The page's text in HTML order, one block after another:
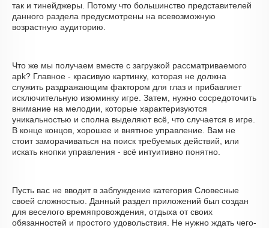
так и тинейджеры. Потому что большинство представителей
данного раздела предусмотрены на всевозможную
возрастную аудиторию.
Что же мы получаем вместе с загрузкой рассматриваемого
apk? Главное - красивую картинку, которая не должна
служить раздражающим фактором для глаз и прибавляет
исключительную изюминку игре. Затем, нужно сосредоточить
внимание на мелодии, которые характеризуются
уникальностью и сполна выделяют всё, что случается в игре.
В конце концов, хорошее и внятное управление. Вам не
стоит заморачиваться на поиск требуемых действий, или
искать кнопки управления - всё интуитивно понятно.
Пусть вас не вводит в заблуждение категория Словесные
своей сложностью. Данный раздел приложений был создан
для веселого времяпровождения, отдыха от своих
обязанностей и простого удовольствия. Не нужно ждать чего-